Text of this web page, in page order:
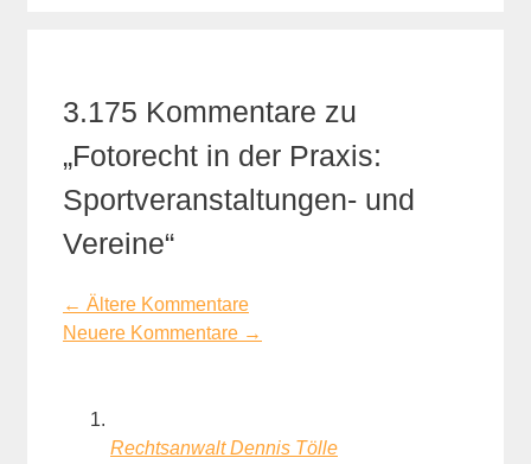
3.175 Kommentare zu
„Fotorecht in der Praxis:
Sportveranstaltungen- und
Vereine“
Kommentarnavigation
← Ältere Kommentare
Neuere Kommentare →
Rechtsanwalt Dennis Tölle